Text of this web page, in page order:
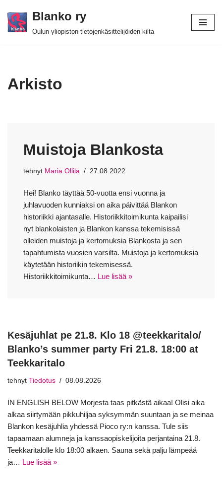
Siirry
Blanko ry
Oulun yliopiston tietojenkäsittelijöiden kilta
Arkisto
Muistoja Blankosta
tehnyt Maria Ollila 27.08.2022
Hei! Blanko täyttää 50-vuotta ensi vuonna ja
juhlavuoden kunniaksi on aika päivittää Blankon
historiikki ajantasalle. Historiikkitoimikunta kaipailisi
nyt blankolaisten ja Blankon kanssa tekemisissä
olleiden muistoja ja kertomuksia Blankosta ja sen
tapahtumista vuosien varsilta. Muistoja ja kertomuksia
käytetään historiikin tekemisessä.
Historiikkitoimikunta… Lue lisää »
Kesäjuhlat pe 21.8. Klo 18 @teekkaritalo/
Blanko’s summer party Fri 21.8. 18:00 at
Teekkaritalo
tehnyt Tiedotus 08.08.2026
IN ENGLISH BELOW Morjesta taas pitkästä aikaa! Olisi aika
alkaa siirtymään pikkuhiljaa syksymmän suuntaan ja se meinaa
Blankon kesäjuhlia yhdessä Pioco ry:n kanssa. Tule siis
tapaamaan alumneja ja kanssaopiskelijoita perjantaina 21.8.
Teekkaritalolle klo 18:00 alkaen. Sauna sekä palju lämpeää
ja… Lue lisää »